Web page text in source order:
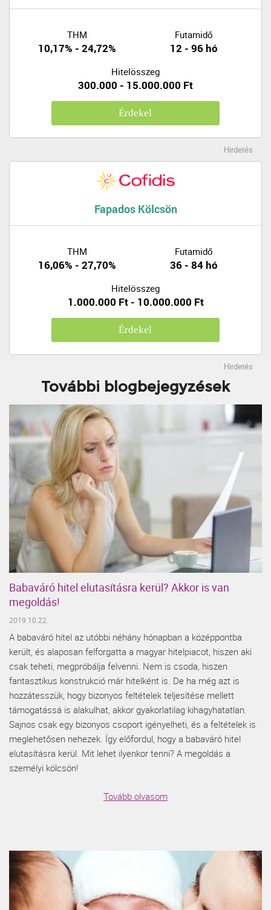
THM
10,17% - 24,72%
Futamidő
12 - 96 hó
Hitelösszeg
300.000 - 15.000.000 Ft
Érdekel
Hirdetés
Fapados Kölcsön
THM
16,06% - 27,70%
Futamidő
36 - 84 hó
Hitelösszeg
1.000.000 Ft - 10.000.000 Ft
Érdekel
Hirdetés
További blogbejegyzések
Babaváró hitel elutasításra kerül? Akkor is van
megoldás!
2019.10.22.
A babaváró hitel az utóbbi néhány hónapban a középpontba
került, és alaposan felforgatta a magyar hitelpiacot, hiszen aki
csak teheti, megpróbálja felvenni. Nem is csoda, hiszen
fantasztikus konstrukció már hitelként is. De ha még azt is
hozzátesszük, hogy bizonyos feltételek teljesítése mellett
támogatássá is alakulhat, akkor gyakorlatilag kihagyhatatlan.
Sajnos csak egy bizonyos csoport igényelheti, és a feltételek is
meglehetősen nehezek. Így előfordul, hogy a babaváró hitel
elutasításra kerül. Mit lehet ilyenkor tenni? A megoldás a
személyi kölcsön!
Tovább olvasom